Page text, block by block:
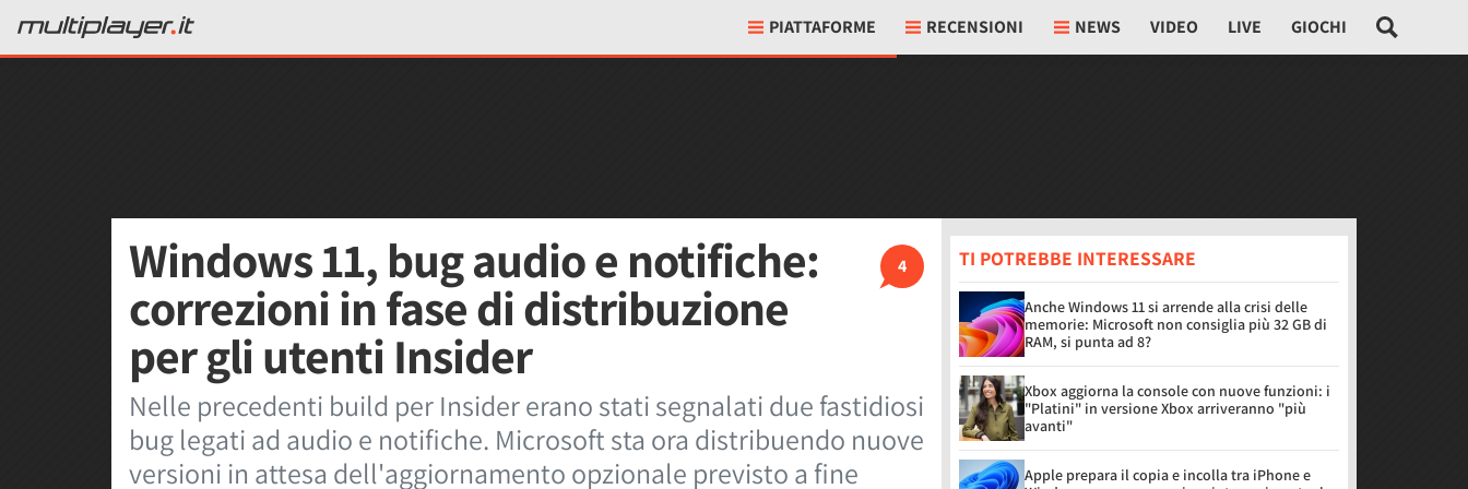
PIATTAFORME RECENSIONI NEWS VIDEO LIVE GIOCHI
4
Windows 11, bug audio e notifiche:
correzioni in fase di distribuzione
per gli utenti Insider
Nelle precedenti build per Insider erano stati segnalati due fastidiosi
bug legati ad audio e notifiche. Microsoft sta ora distribuendo nuove
versioni in attesa dell'aggiornamento opzionale previsto a fine
TI POTREBBE INTERESSARE
Anche Windows 11 si arrende alla crisi delle
memorie: Microsoft non consiglia più 32 GB di
RAM, si punta ad 8?
Xbox aggiorna la console con nuove funzioni: i
"Platini" in versione Xbox arriveranno "più
avanti"
Apple prepara il copia e incolla tra iPhone e